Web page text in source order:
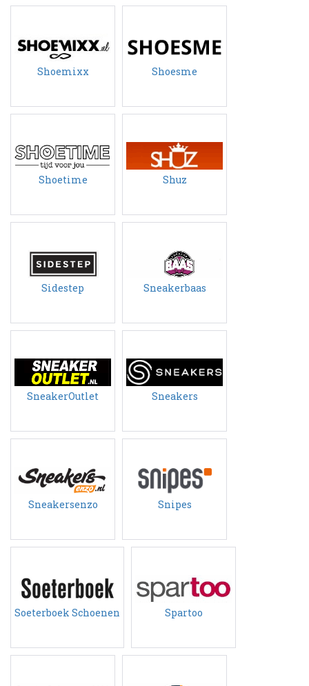
Shoemixx Shoesme
Shoetime Shuz
Sidestep Sneakerbaas
SneakerOutlet Sneakers
Sneakersenzo Snipes
Soeterboek Schoenen Spartoo